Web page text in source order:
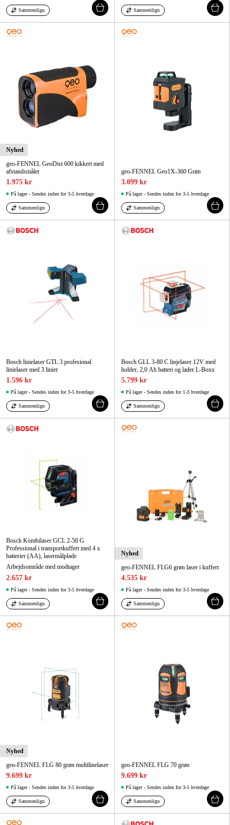
Sammenlign Sammenlign
Nyhed
geo-FENNEL GeoDist 600 kikkert med
afstandsmåler
1.975 kr
På lager - Sendes inden for 3-5 hverdage
Sammenlign
geo-FENNEL Geo1X-360 Grøn
3.099 kr
På lager - Sendes inden for 3-5 hverdage
Sammenlign
Bosch linielaser GTL 3 profesional
linielaser med 3 linier
1.596 kr
På lager - Sendes inden for 3-5 hverdage
Sammenlign
Bosch GLL 3-80 C linjelaser 12V med
holder, 2,0 Ah batteri og lader L-Boxx
5.799 kr
På lager - Sendes inden for 1-3 hverdage
Sammenlign
Bosch Kombilaser GCL 2-50 G
Professional i transportkuffert med 4 x
batterier (AA), lasermålplade
Arbejdsområde med modtager
2.657 kr
På lager - Sendes inden for 3-5 hverdage
Sammenlign
Nyhed
geo-FENNEL FLG6 grøn laser i kuffert
4.535 kr
På lager - Sendes inden for 3-5 hverdage
Sammenlign
Nyhed
geo-FENNEL FLG 80 grøn multilinelaser
9.699 kr
På lager - Sendes inden for 3-5 hverdage
Sammenlign
geo-FENNEL FLG 70 grøn
9.699 kr
På lager - Sendes inden for 3-5 hverdage
Sammenlign